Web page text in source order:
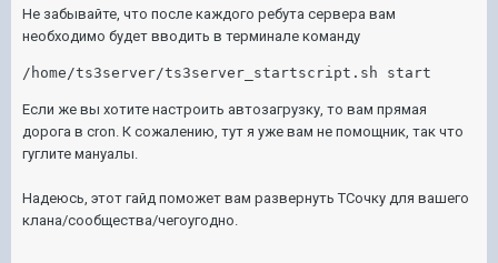
Не забывайте, что после каждого ребута сервера вам
необходимо будет вводить в терминале команду
/home/ts3server/ts3server_startscript.sh start
Если же вы хотите настроить автозагрузку, то вам прямая
дорога в cron. К сожалению, тут я уже вам не помощник, так что
гуглите мануалы.
Надеюсь, этот гайд поможет вам развернуть ТСочку для вашего
клана/сообщества/чегоугодно.